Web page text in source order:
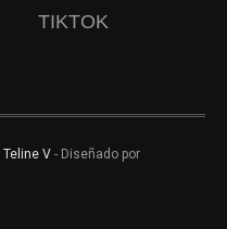
TIKTOK
Teline V - Diseñado por